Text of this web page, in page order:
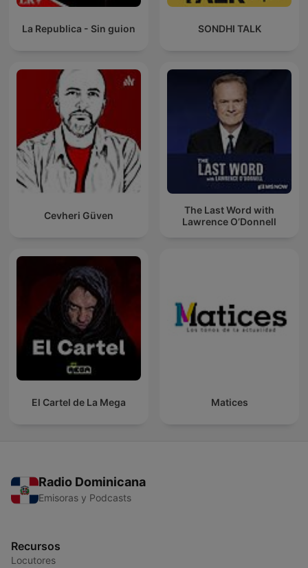
La Republica - Sin guion SONDHI TALK
Cevheri Güven
The Last Word with
Lawrence O’Donnell
El Cartel de La Mega Matices
Radio Dominicana
Emisoras y Podcasts
Recursos
Locutores